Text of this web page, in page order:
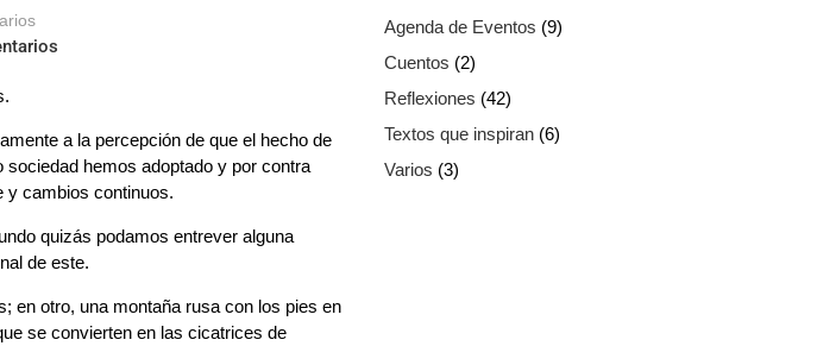
a la percepción de que el hecho de
sociedad hemos adoptado y por contra
y cambios continuos.
quizás podamos entrever alguna
de este.
en otro, una montaña rusa con los pies en
se convierten en las cicatrices de
Agenda de Eventos (9)
Cuentos (2)
Reflexiones (42)
Textos que inspiran(6)
Varios (3)